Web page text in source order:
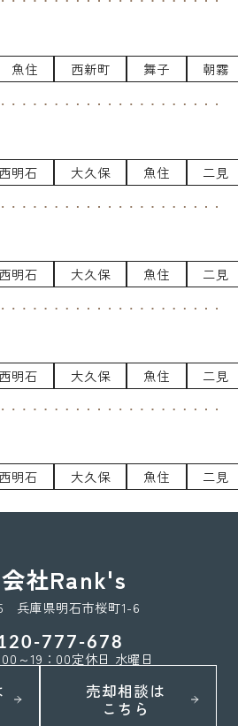
魚住 西新町 舞子 朝霧
西明石 大久保 魚住 二見
西明石 大久保 魚住 二見
西明石 大久保 魚住 二見
西明石 大久保 魚住 二見
社Rank's
兵庫県明石市桜町1-6
777-678
～19：00定休日 水曜日
売却相談は
こちら